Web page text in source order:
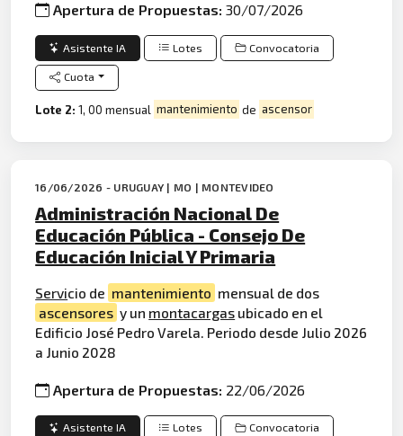
Apertura de Propuestas:30/07/2026
Asistente IA Lotes Convocatoria
Cuota
Lote 2:1, 00 mensual mantenimiento de ascensor
16/06/2026 - URUGUAY | MO | MONTEVIDEO
Administración Nacional De
Educación Pública - Consejo De
Educación Inicial Y Primaria
Servicio de mantenimiento mensual de dos
ascensores y un montacargas ubicado en el
Edificio José Pedro Varela. Periodo desde Julio 2026
a Junio 2028
Apertura de Propuestas: 22/06/2026
Asistente IA Lotes Convocatoria